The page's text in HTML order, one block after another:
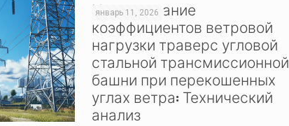
январь 11, 2026
Исследование
коэффициентов ветровой
нагрузки траверс угловой
стальной трансмиссионной
башни при перекошенных
углах ветра: Технический
анализ